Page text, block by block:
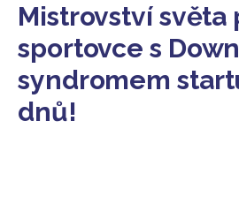
Mistrovství světa
sportovce s
syndromem
dnů!